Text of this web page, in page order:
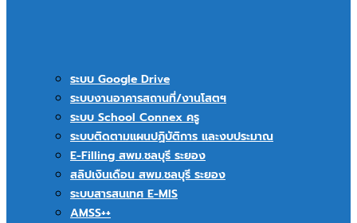
ระบบ Google Drive
ระบบงานอาคารสถานที่/งานโสตฯ
ระบบ School Connex ครู
ระบบติดตามแผนปฏิบัติการ และงบประมาณ
E-Filling สพม.ชลบุรี ระยอง
สลิปเงินเดือน สพม.ชลบุรี ระยอง
ระบบสารสนเทศ E-MIS
AMSS++